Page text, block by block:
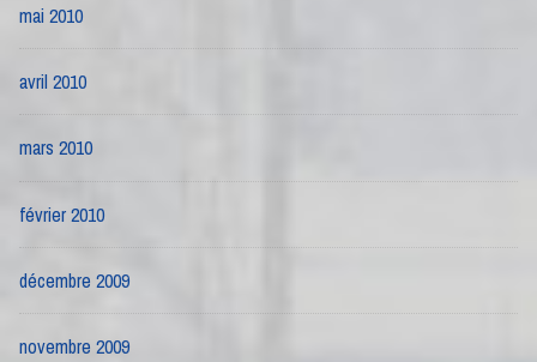
mai 2010
avril 2010
mars 2010
février 2010
décembre 2009
novembre 2009